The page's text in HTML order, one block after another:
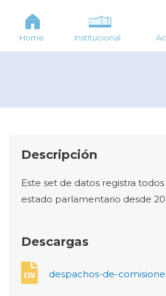
Home Institucional
Descripción
Este set de datos registra
estado parlamentario desde
Descargas
despachos-de-